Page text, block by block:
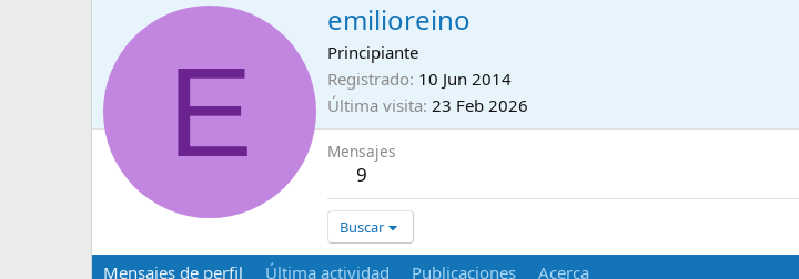
E
emilioreino
Principiante
Registrado 10 Jun 2014
Última visita 23 Feb 2026
Mensajes
9
Buscar
Mensajes de perfil Última actividad Publicaciones Acerca